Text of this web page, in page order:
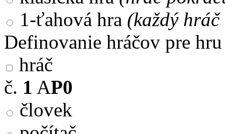
1-ťahová hra (každý
Definovanie hráčov pre hru
hráč
č. 1 AP0
človek